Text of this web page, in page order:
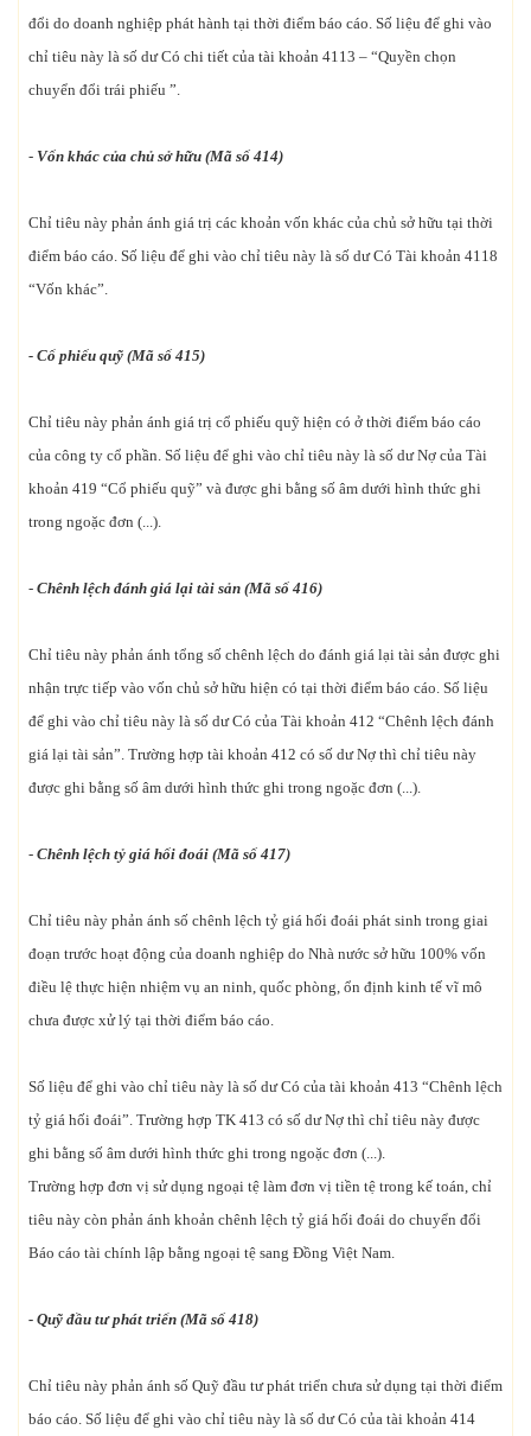
đổi do doanh nghiệp phát hành tại thời điểm báo cáo. Số liệu để ghi vào
chỉ tiêu này là số dư Có chi tiết của tài khoản 4113 – “Quyền chọn
chuyển đổi trái phiếu ”.
- Vốn khác của chủ sở hữu (Mã số 414)
Chỉ tiêu này phản ánh giá trị các khoản vốn khác của chủ sở hữu tại thời
điểm báo cáo. Số liệu để ghi vào chỉ tiêu này là số dư Có Tài khoản 4118
“Vốn khác”.
- Cổ phiếu quỹ (Mã số 415)
Chỉ tiêu này phản ánh giá trị cổ phiếu quỹ hiện có ở thời điểm báo cáo
của công ty cổ phần. Số liệu để ghi vào chỉ tiêu này là số dư Nợ của Tài
khoản 419 “Cổ phiếu quỹ” và được ghi bằng số âm dưới hình thức ghi
trong ngoặc đơn (...).
- Chênh lệch đánh giá lại tài sản (Mã số 416)
Chỉ tiêu này phản ánh tổng số chênh lệch do đánh giá lại tài sản được ghi
nhận trực tiếp vào vốn chủ sở hữu hiện có tại thời điểm báo cáo. Số liệu
để ghi vào chỉ tiêu này là số dư Có của Tài khoản 412 “Chênh lệch đánh
giá lại tài sản”. Trường hợp tài khoản 412 có số dư Nợ thì chỉ tiêu này
được ghi bằng số âm dưới hình thức ghi trong ngoặc đơn (...).
- Chênh lệch tỷ giá hối đoái (Mã số 417)
Chỉ tiêu này phản ánh số chênh lệch tỷ giá hối đoái phát sinh trong giai
đoạn trước hoạt động của doanh nghiệp do Nhà nước sở hữu 100% vốn
điều lệ thực hiện nhiệm vụ an ninh, quốc phòng, ổn định kinh tế vĩ mô
chưa được xử lý tại thời điểm báo cáo.
Số liệu để ghi vào chỉ tiêu này là số dư Có của tài khoản 413 “Chênh lệch
tỷ giá hối đoái”. Trường hợp TK 413 có số dư Nợ thì chỉ tiêu này được
ghi bằng số âm dưới hình thức ghi trong ngoặc đơn (...).
Trường hợp đơn vị sử dụng ngoại tệ làm đơn vị tiền tệ trong kế toán, chỉ
tiêu này còn phản ánh khoản chênh lệch tỷ giá hối đoái do chuyển đổi
Báo cáo tài chính lập bằng ngoại tệ sang Đồng Việt Nam.
- Quỹ đầu tư phát triển (Mã số 418)
Chỉ tiêu này phản ánh số Quỹ đầu tư phát triển chưa sử dụng tại thời điểm
báo cáo. Số liệu để ghi vào chỉ tiêu này là số dư Có của tài khoản 414